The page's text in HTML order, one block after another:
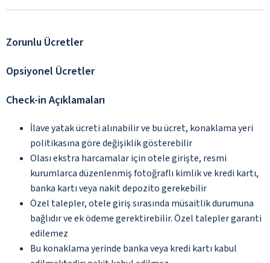
Zorunlu Ücretler
Opsiyonel Ücretler
Check-in Açıklamaları
İlave yatak ücreti alınabilir ve bu ücret, konaklama yeri
politikasına göre değişiklik gösterebilir
Olası ekstra harcamalar için otele girişte, resmi
kurumlarca düzenlenmiş fotoğraflı kimlik ve kredi kartı,
banka kartı veya nakit depozito gerekebilir
Özel talepler, otele giriş sırasında müsaitlik durumuna
bağlıdır ve ek ödeme gerektirebilir. Özel talepler garanti
edilemez
Bu konaklama yerinde banka veya kredi kartı kabul